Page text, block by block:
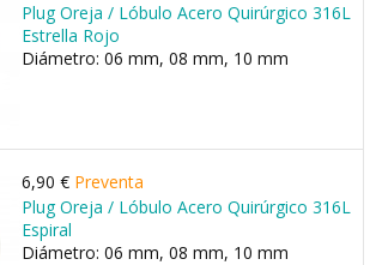
Plug Oreja / Lóbulo Acero Quirúrgico 316L
Estrella Rojo
Diámetro: 06 mm, 08 mm, 10 mm
6,90 € Preventa
Plug Oreja / Lóbulo Acero Quirúrgico 316L
Espiral
Diámetro: 06 mm, 08 mm, 10 mm